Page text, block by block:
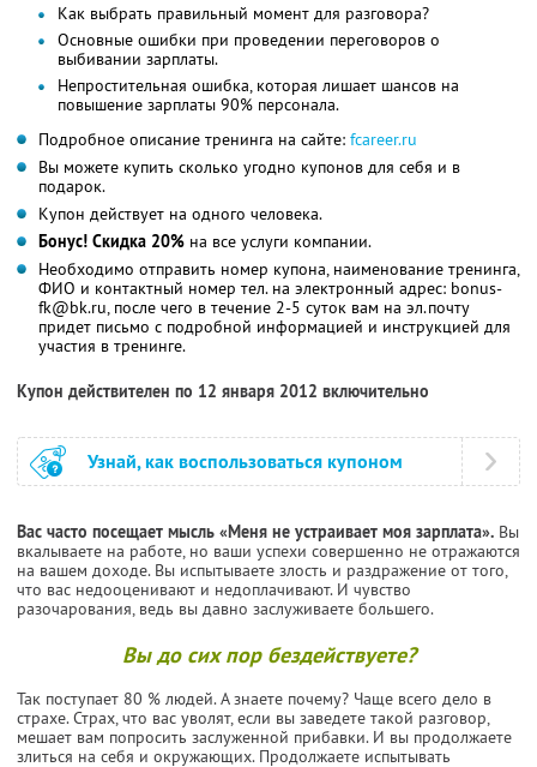
Как выбрать правильный момент для разговора?
Основные ошибки при проведении переговоров о
выбивании зарплаты.
Непростительная ошибка, которая лишает шансов на
повышение зарплаты 90% персонала.
Подробное описание тренинга на сайте: fcareer.ru
Вы можете купить сколько угодно купонов для себя и в
подарок.
Купон действует на одного человека.
Бонус! Скидка 20% на все услуги компании.
Необходимо отправить номер купона, наименование тренинга,
ФИО и контактный номер тел. на электронный адрес: bonus-
fk@bk.ru, после чего в течение 2-5 суток вам на эл.почту
придет письмо с подробной информацией и инструкцией для
участия в тренинге.
Купон действителен по 12 января 2012 включительно
Узнай, как воспользоваться купоном
Вас часто посещает мысль «Меня не устраивает моя зарплата». Вы
вкалываете на работе, но ваши успехи совершенно не отражаются
на вашем доходе. Вы испытываете злость и раздражение от того,
что вас недооценивают и недоплачивают. И чувство
разочарования, ведь вы давно заслуживаете большего.
Вы до сих пор бездействуете?
Так поступает 80 % людей. А знаете почему? Чаще всего дело в
страхе. Страх, что вас уволят, если вы заведете такой разговор,
мешает вам попросить заслуженной прибавки. И вы продолжаете
злиться на себя и окружающих. Продолжаете испытывать